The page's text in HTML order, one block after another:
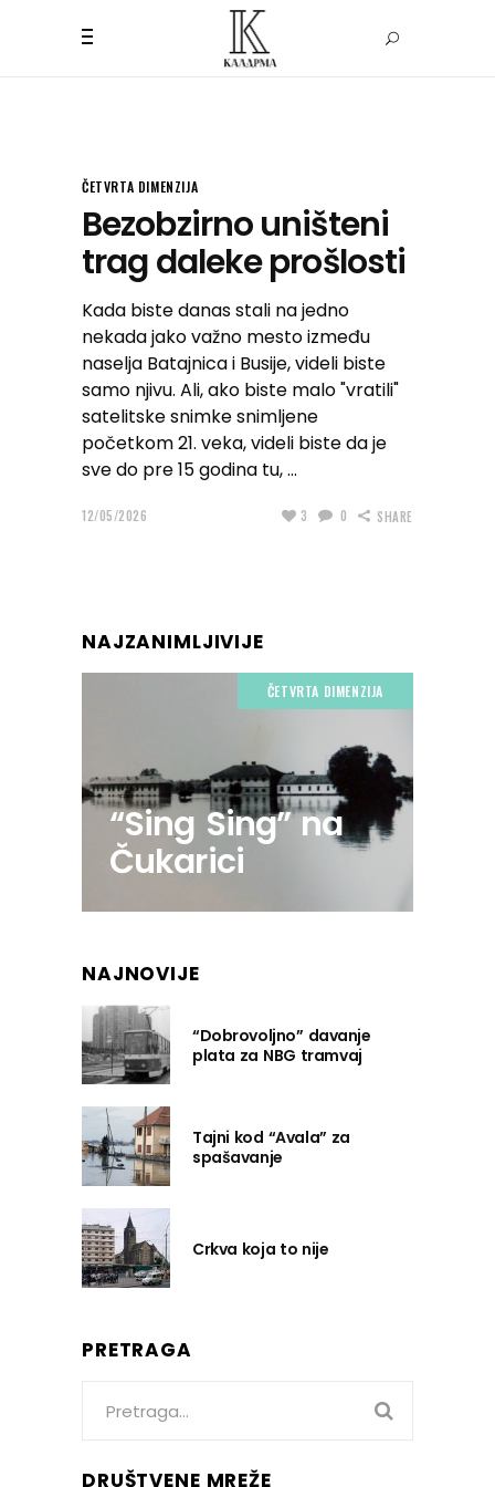
ČETVRTA DIMENZIJA
Bezobzirno uništeni
trag daleke prošlosti
Kada biste danas stali na jedno
nekada jako važno mesto između
naselja Batajnica i Busije, videli biste
samo njivu. Ali, ako biste malo "vratili"
satelitske snimke snimljene
početkom 21. veka, videli biste da je
sve do pre 15 godina tu,
12/05/2026 3 0 SHARE
NAJZANIMLJIVIJE
ČETVRTA DIMENZIJA
“Sing Sing” na
Čukarici
NAJNOVIJE
“Dobrovoljno” davanje
plata za NBG tramvaj
Tajni kod “Avala” za
spašavanje
Crkva koja to nije
PRETRAGA
DRUŠTVENE MREŽE